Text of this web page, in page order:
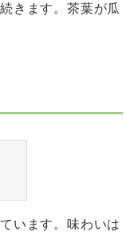
きます。茶葉が瓜
います。味わいは